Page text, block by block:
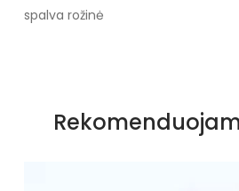
spalva rožinė